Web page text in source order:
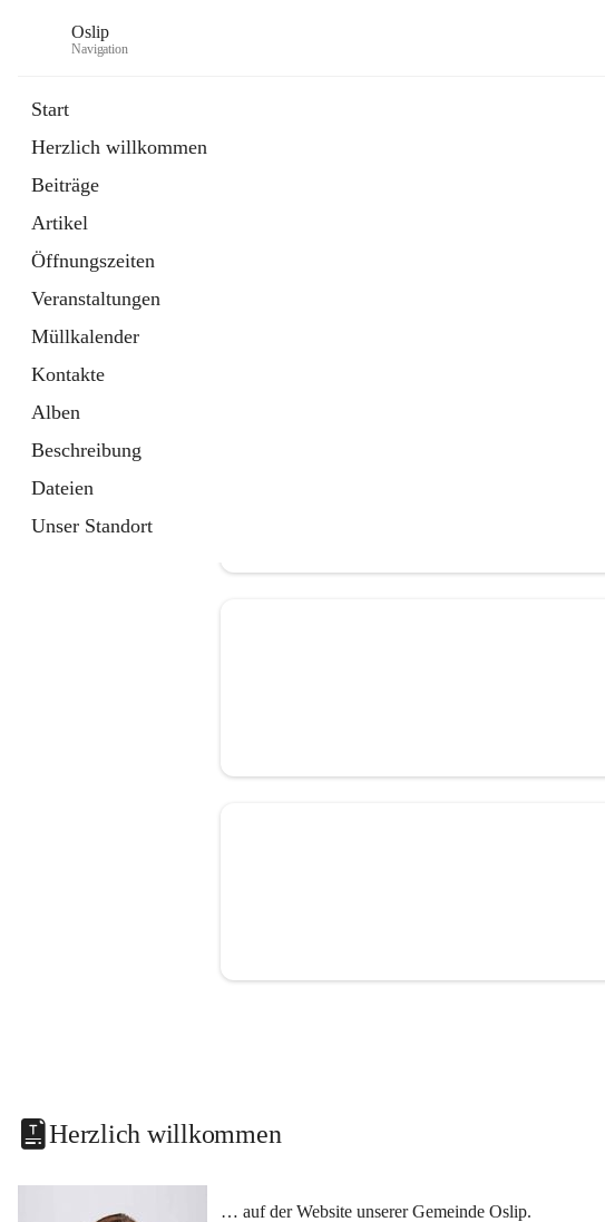
Oslip
Navigation
Start
Herzlich willkommen
Beiträge
Artikel
Öffnungszeiten
Veranstaltungen
Müllkalender
Kontakte
Alben
Beschreibung
Dateien
Unser Standort
Herzlich willkommen
… auf der Website unserer Gemeinde Oslip.